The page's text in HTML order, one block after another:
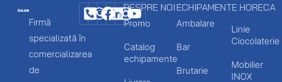
Firmă
specializată în
comercializarea
de
DESPRE NOI
Promo
Catalog
echipamente
ECHIPAMENTE HORECA
Ambalare
Bar
Brutarie
Linie
Ciocolaterie
Mobilier
INOX